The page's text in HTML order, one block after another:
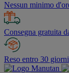
Nessun minimo
Consegna gratuita
Reso entro 30 giorni